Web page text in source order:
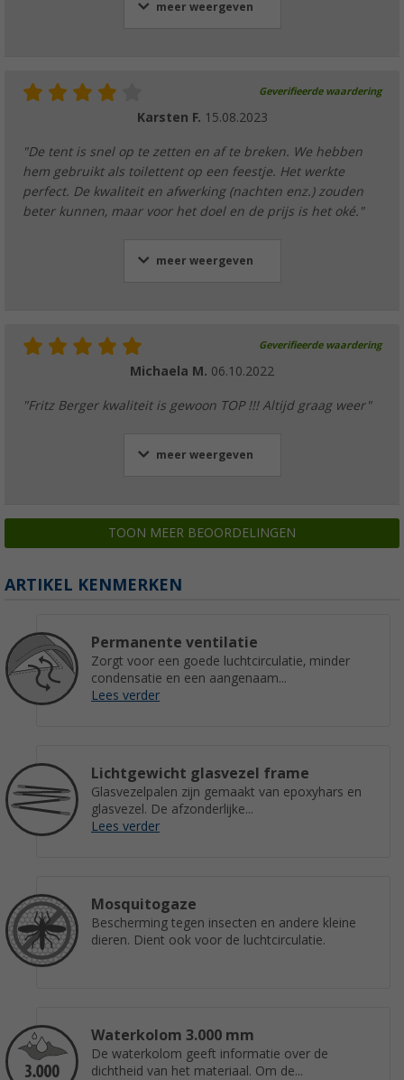
meer weergeven
Geverifieerde waardering
Karsten F. 15.08.2023
"De tent is snel op te zetten en af te breken. We hebben
hem gebruikt als toilettent op een feestje. Het werkte
perfect. De kwaliteit en afwerking (nachten enz.) zouden
beter kunnen, maar voor het doel en de prijs is het oké."
meer weergeven
Geverifieerde waardering
Michaela M. 06.10.2022
"Fritz Berger kwaliteit is gewoon TOP !!! Altijd graag weer"
meer weergeven
TOON MEER BEOORDELINGEN
ARTIKEL KENMERKEN
Permanente ventilatie
Zorgt voor een goede luchtcirculatie, minder
condensatie en een aangenaam...
Lees verder
Lichtgewicht glasvezel frame
Glasvezelpalen zijn gemaakt van epoxyhars en
glasvezel. De afzonderlijke...
Lees verder
Mosquitogaze
Bescherming tegen insecten en andere kleine
dieren. Dient ook voor de luchtcirculatie.
Waterkolom 3.000 mm
De waterkolom geeft informatie over de
dichtheid van het materiaal. Om de...